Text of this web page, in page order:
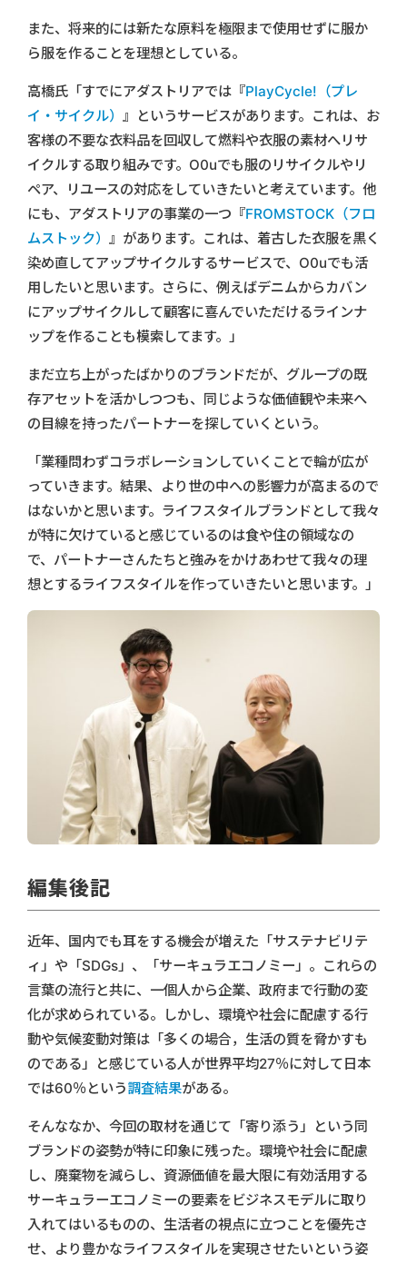
また、将来的には新たな原料を極限まで使用せずに服か
ら服を作ることを理想としている。
高橋氏「すでにアダストリアでは『PlayCycle!（プレ
イ・サイクル）
』というサービスがあります。これは、お
客様の不要な衣料品を回収して燃料や衣服の素材へリサ
イクルする取り組みです。O0uでも服のリサイクルやリ
ペア、リユースの対応をしていきたいと考えています。他
にも、アダストリアの事業の一つ『FROMSTOCK（フロ
ムストック）
』があります。これは、着古した衣服を黒く
染め直してアップサイクルするサービスで、O0uでも活
用したいと思います。さらに、例えばデニムからカバン
にアップサイクルして顧客に喜んでいただけるラインナ
ップを作ることも模索してます。」
まだ立ち上がったばかりのブランドだが、グループの既
存アセットを活かしつつも、同じような価値観や未来へ
の目線を持ったパートナーを探していくという。
「業種問わずコラボレーションしていくことで輪が広が
っていきます。結果、より世の中への影響力が高まるので
はないかと思います。ライフスタイルブランドとして我々
が特に欠けていると感じているのは食や住の領域なの
で、パートナーさんたちと強みをかけあわせて我々の理
想とするライフスタイルを作っていきたいと思います。」
編集後記
近年、国内でも耳をする機会が増えた「サステナビリテ
ィ」や「SDGs」、「サーキュラエコノミー」。これらの
言葉の流行と共に、一個人から企業、政府まで行動の変
化が求められている。しかし、環境や社会に配慮する行
動や気候変動対策は「多くの場合，生活の質を脅かすも
のである」と感じている人が世界平均27％に対して日本
では60％という調査結果がある。
そんななか、今回の取材を通じて「寄り添う」という同
ブランドの姿勢が特に印象に残った。環境や社会に配慮
し、廃棄物を減らし、資源価値を最大限に有効活用する
サーキュラーエコノミーの要素をビジネスモデルに取り
入れてはいるものの、生活者の視点に立つことを優先さ
せ、より豊かなライフスタイルを実現させたいという姿